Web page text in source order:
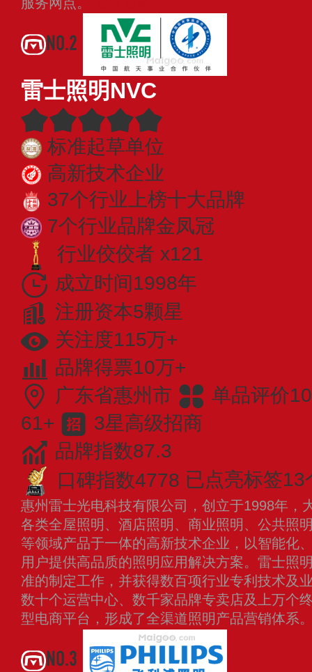
NO.2
雷士照明NVC
标准起草单位
高新技术企业
37个行业上榜十大品牌
7个行业品牌金凤冠
行业佼佼者 x121
成立时间1998年
注册资本5颗星
关注度115万+
品牌得票10万+
广东省惠州市
单品评价
61+
3星高级招商
品牌指数87.3
口碑指数4778 已点亮标签13
惠州雷士光电科技有限公司，创立于1998年，
各类全屋照明、酒店照明、商业照明、公共照
等领域产品于一体的高新技术企业，以智能化
用户提供高品质的照明应用解决方案。雷士照
准的制定工作，并获得数百项行业专利技术及
数十个运营中心、数千家品牌专卖店及上万个
型电商平台，形成了全渠道照明产品营销体系
NO.3